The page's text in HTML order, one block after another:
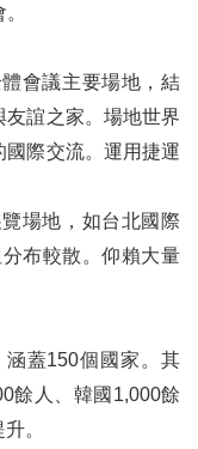
會議主要場地，結
誼之家。場地世界
際交流。運用捷運
場地，如台北國際
布較散。仰賴大量
涵蓋150個國家。其
餘人、韓國1,000餘
。